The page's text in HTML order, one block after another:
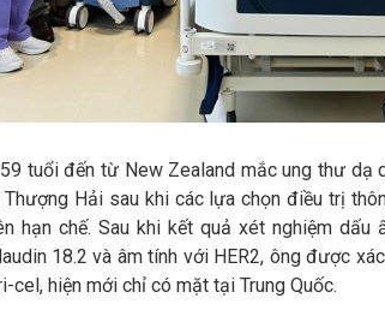
tuổi đến từ New Zealand mắc ung thư dạ
Hải sau khi các lựa chọn điều trị
hạn chế. Sau khi kết quả xét nghiệm dấu
18.2 và âm tính với HER2, ông được
cel, hiện mới chỉ có mặt tại Trung Quốc.